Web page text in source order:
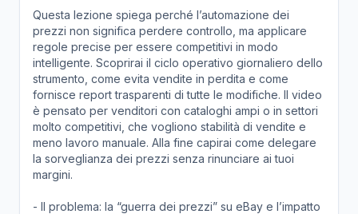
Questa lezione spiega perché l’automazione dei
prezzi non significa perdere controllo, ma applicare
regole precise per essere competitivi in modo
intelligente. Scoprirai il ciclo operativo giornaliero dello
strumento, come evita vendite in perdita e come
fornisce report trasparenti di tutte le modifiche. Il video
è pensato per venditori con cataloghi ampi o in settori
molto competitivi, che vogliono stabilità di vendite e
meno lavoro manuale. Alla fine capirai come delegare
la sorveglianza dei prezzi senza rinunciare ai tuoi
margini.
- Il problema: la “guerra dei prezzi” su eBay e l’impatto